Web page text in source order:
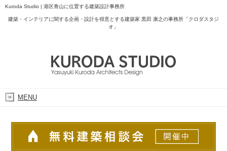
Kuroda Studio | 港区青山に位置する建築設計事務所
建築・インテリアに関する企画・設計を得意とする建築家 黒田 康之の事務所「クロダスタジ
オ」
MENU